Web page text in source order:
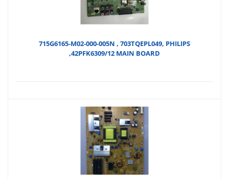
715G6165-M02-000-005N , 703TQEPL049, PHILIPS
,42PFK6309/12 MAIN BOARD